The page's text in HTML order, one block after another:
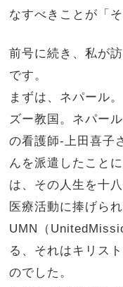
なすべきことが「そ
前号に続き、私が
です。
まずは、ネパール
ズー教国。ネパー
の看護師-上田喜子
んを派遣したこと
は、その人生を十
医療活動に捧げら
UMN（
る、それはキリス
のでした。